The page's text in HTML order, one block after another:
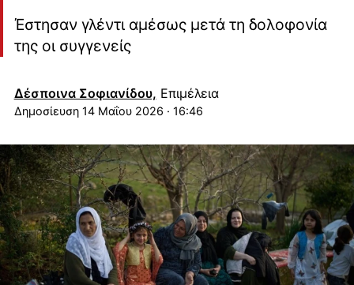
Έστησαν γλέντι αμέσως μετά τη δολοφονία
της οι συγγενείς
Δέσποινα Σοφιανίδου, Επιμέλεια
14 Μαΐου 2026 · 16:46